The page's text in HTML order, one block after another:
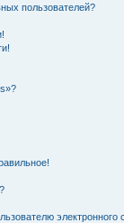
пользователей?